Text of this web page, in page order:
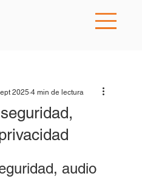
2025 4 min de lectura
audio